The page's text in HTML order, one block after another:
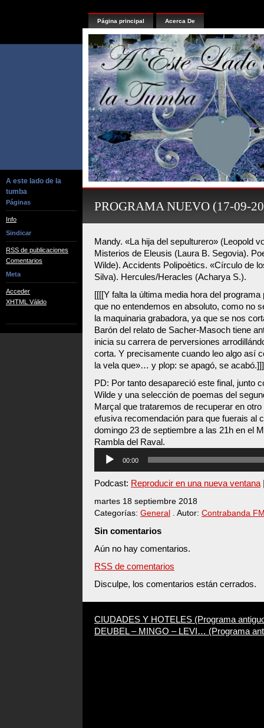
A este lado de la
tumba
Páginas
Info
Sindicar
RSS de publicaciones
Comentarios
Meta
Acceder
XHTML Válido
Página principal Acerca De
PROGRAMA NUEVO (17-09-
Mandy. «La hija del sepulturero» (Leopold
Misterios de Eleusis (Laura B. Segovia).
Wilde). Accidents Polipoètics. «Círculo de
Silva). Hercules/Heracles (Acharya S.).
[[[[Y falta la última media hora del
que no entendemos en absoluto, como no
la maquinaria grabadora, ya que se nos
Barón del relato de Sacher-Masoch tiene
inicia su carrera de perversiones
corta. Y precisamente cuando leo algo así
la vela que»… y plop: se apagó, se
PD: Por tanto desapareció este final, junto
Wilde y una selección de poemas del
Marçal que trataremos de recuperar en
efusiva recomendación para que fuerais al
domingo 23 de septiembre a las 21h en el
Rambla del Raval.
Reproductor
audio
00:00
Podcast: Reproducir en una nueva ventana
martes 18 septiembre 2018
Categorías: General . Autor: Contrabanda
Sin comentarios
Aún no hay comentarios.
RSS de comentarios
Disculpe, los comentarios están cerrados.
CIUDADES Y HOTELES (Programa
DEUBEL – MINGO – LEVI… (Programa